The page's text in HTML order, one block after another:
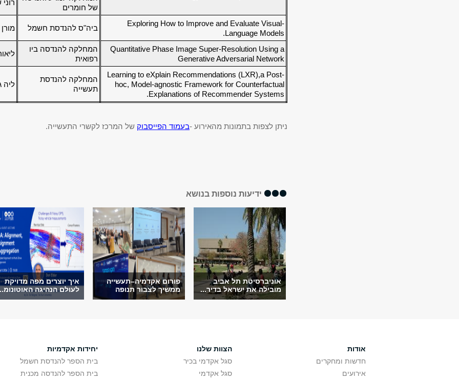
של חומרים
Exploring How to Improve and Evaluate Visual-
Language Models.
ביה"ס להנדסת חשמל מורן
Quantitative Phase Image Super-Resolution Using a
Generative Adversarial Network
המחלקה להנדסה ביו
רפואית
Learning to eXplain Recommendations (LXR),a Post-
hoc, Model-agnostic Framework for Counterfactual
Explanations of Recommender Systems.
המחלקה להנדסת
תעשייה
ליה
ניתן לצפות בתמונות מהאירוע -בעמוד הפייסבוק של המרכז לקשרי התעשייה.
ידיעות נוספות בנושא
אוניברסיטת תל אביב
מובילה את ישראל בדיר...
פורום אקדמיה–תעשייה
ממשיך לצבור תנופה
איך יוצרים מפה מדויקת
לעולם הנהיגה
אודות
חדשות ומחקרים
אירועים
הצוות שלנו
סגל אקדמי בכיר
סגל אקדמי
יחידות אקדמיות
בית הספר להנדסת חשמל
בית הספר להנדסה מכנית